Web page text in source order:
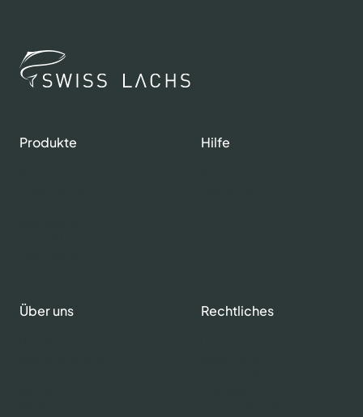
Produkte Hilfe
Über uns Rechtliches